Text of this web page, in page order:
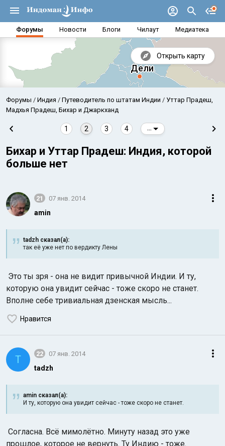
Форумы Новости Блоги Чилаут Медиатека
Открыть карту
Аравийское море
Форумы Индия Путеводитель по штатам Индии
Уттар Прадеш,
Мадхья Прадеш, Бихар и Джаркханд
1 2 3 4
Бихар и Уттар Прадеш: Индия, которой
больше нет
21 07 янв. 2014
amin
tadzh сказал(а):
так её уже нет по вердикту Лены
Это ты зря - она не видит привычной Индии. И ту,
которую она увидит сейчас - тоже скоро не станет.
Вполне себе тривиальная дзенская мысль...
Нравится
T 22 07 янв. 2014
tadzh
amin сказал(а):
И ту, которую она увидит сейчас - тоже скоро не станет.
Согласна. Всё мимолётно. Минуту назад это уже
прошлое, которое не вернуть. Ту Индию - тоже.